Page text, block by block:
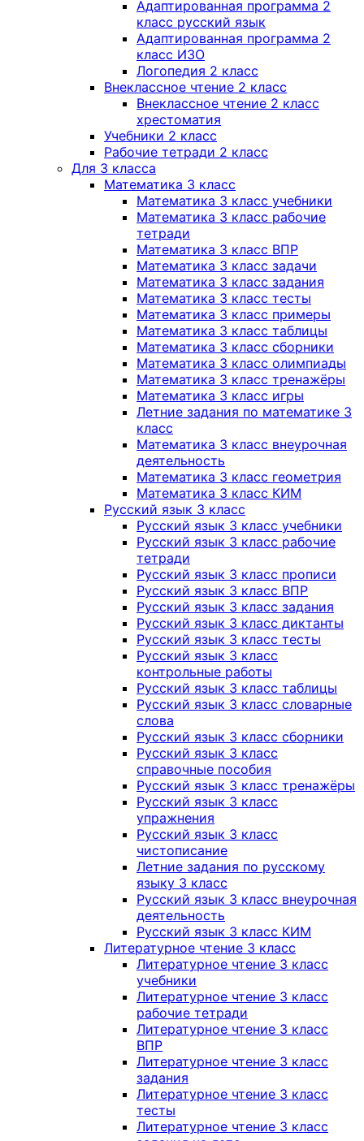
Адаптированная программа 2
класс русский язык
Адаптированная программа 2
класс ИЗО
Логопедия 2 класс
Внеклассное чтение 2 класс
Внеклассное чтение 2 класс
хрестоматия
Учебники 2 класс
Рабочие тетради 2 класс
Для 3 класса
Математика 3 класс
Математика 3 класс учебники
Математика 3 класс рабочие
тетради
Математика 3 класс ВПР
Математика 3 класс задачи
Математика 3 класс задания
Математика 3 класс тесты
Математика 3 класс примеры
Математика 3 класс таблицы
Математика 3 класс сборники
Математика 3 класс олимпиады
Математика 3 класс тренажёры
Математика 3 класс игры
Летние задания по математике 3
класс
Математика 3 класс внеурочная
деятельность
Математика 3 класс геометрия
Математика 3 класс КИМ
Русский язык 3 класс
Русский язык 3 класс учебники
Русский язык 3 класс рабочие
тетради
Русский язык 3 класс прописи
Русский язык 3 класс ВПР
Русский язык 3 класс задания
Русский язык 3 класс диктанты
Русский язык 3 класс тесты
Русский язык 3 класс
контрольные работы
Русский язык 3 класс таблицы
Русский язык 3 класс словарные
слова
Русский язык 3 класс сборники
Русский язык 3 класс
справочные пособия
Русский язык 3 класс тренажёры
Русский язык 3 класс
упражнения
Русский язык 3 класс
чистописание
Летние задания по русскому
языку 3 класс
Русский язык 3 класс внеурочная
деятельность
Русский язык 3 класс КИМ
Литературное чтение 3 класс
Литературное чтение 3 класс
учебники
Литературное чтение 3 класс
рабочие тетради
Литературное чтение 3 класс
ВПР
Литературное чтение 3 класс
задания
Литературное чтение 3 класс
тесты
Литературное чтение 3 класс